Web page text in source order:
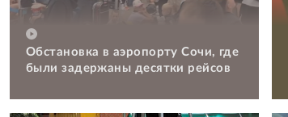
Обстановка в аэропорту Сочи, где
были задержаны десятки рейсов